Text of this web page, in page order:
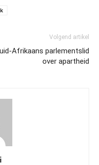
Volgend artikel
Afrikaans parlementslid
over apartheid